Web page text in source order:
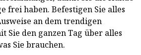
frei haben. Befestigen Sie alles
an dem trendigen
Sie den ganzen Tag über alles
Sie brauchen.